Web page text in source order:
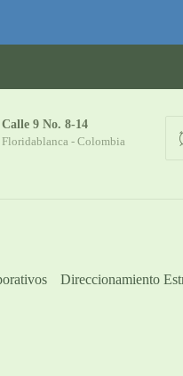
Calle 9 No. 8-14
Floridablanca - Colombia
Direccionamiento